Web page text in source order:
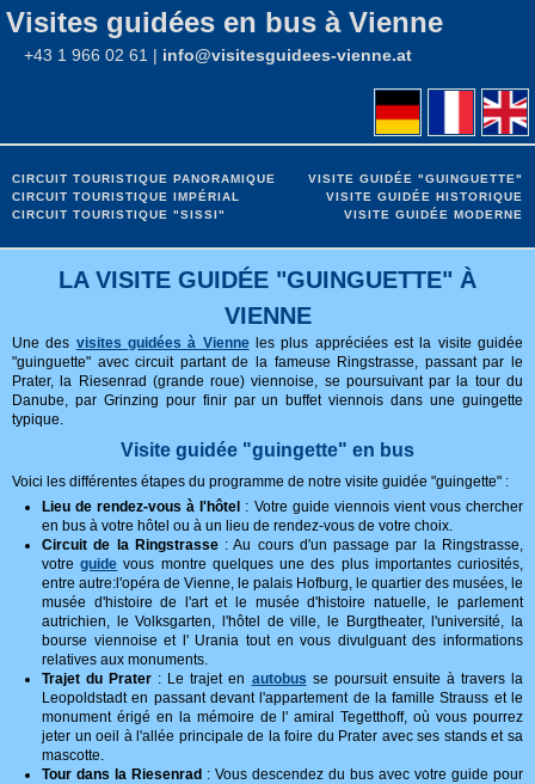
Visites guidées en bus à Vienne
+43 1 966 02 61 | info@visitesguidees-vienne.at
VISITE GUIDÉE "GUINGUETTE"
VISITE GUIDÉE HISTORIQUE
VISITE GUIDÉE MODERNE
CIRCUIT TOURISTIQUE PANORAMIQUE
CIRCUIT TOURISTIQUE IMPÉRIAL
CIRCUIT TOURISTIQUE "SISSI"
LA VISITE GUIDÉE "GUINGUETTE" À
VIENNE
Une des visites guidées à Vienneles plus appréciées est la visite guidée
"guinguette" avec circuit partant de la fameuse Ringstrasse, passant par le
Prater, la Riesenrad (grande roue) viennoise, se poursuivant par la tour du
Danube, par Grinzing pour finir par un buffet viennois dans une guingette
typique.
Visite guidée "guingette" en bus
Voici les différentes étapes du programme de notre visite guidée "guingette" :
Lieu de rendez-vous à l'hôtel : Votre guide viennois vient vous chercher
en bus à votre hôtel ou à un lieu de rendez-vous de votre choix.
Circuit de la Ringstrasse: Au cours d'un passage par la Ringstrasse,
votreguide vous montre quelques une des plus importantes curiosités,
entre autre:l'opéra de Vienne, le palais Hofburg, le quartier des musées, le
musée d'histoire de l'art et le musée d'histoire natuelle, le parlement
autrichien, le Volksgarten, l'hôtel de ville, le Burgtheater, l'université, la
bourse viennoise et l' Urania tout en vous divulguant des informations
relatives aux monuments.
Trajet du Prater : Le trajet en autobus se poursuit ensuite à travers la
Leopoldstadt en passant devant l'appartement de la famille Strauss et le
monument érigé en la mémoire de l' amiral Tegetthoff, où vous pourrez
jeter un oeil à l'allée principale de la foire du Prater avec ses stands et sa
mascotte.
Tour dans la Riesenrad : Vous descendez du bus avec votre guide pour